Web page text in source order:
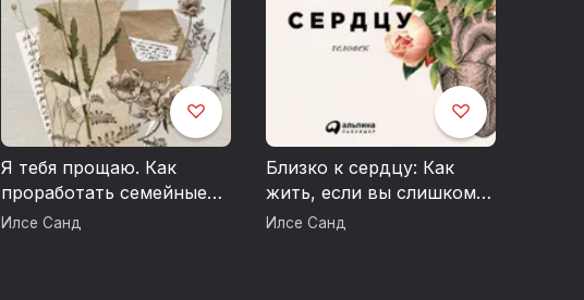
Я тебя прощаю. Как
проработать семейные
травмы и понять себя
Илсе Санд
Близко к сердцу: Как
жить, если вы слишком
чувствительный человек
Илсе Санд